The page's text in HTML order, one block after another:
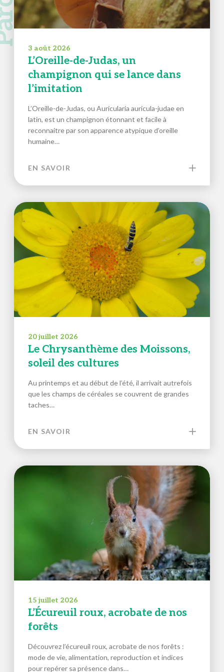
3 août 2026
L’Oreille-de-Judas, un
champignon qui se lance dans
l’imitation
L’Oreille-de-Judas, ou Auricularia auricula-judae en
latin, est un champignon étonnant et facile à
reconnaitre par son apparence atypique d’oreille
humaine…
EN SAVOIR
20 juillet 2026
Le Chrysanthème des Moissons,
soleil des cultures
Au printemps et au début de l’été, il arrivait autrefois
que les champs de céréales se couvrent de grandes
taches…
EN SAVOIR
15 juillet 2026
L’Écureuil roux, acrobate de nos
forêts
Découvrez l’écureuil roux, acrobate de nos forêts :
mode de vie, alimentation, reproduction et indices
pour repérer sa présence dans…